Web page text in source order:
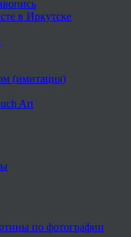
в Иркутске
(имитация)
Art